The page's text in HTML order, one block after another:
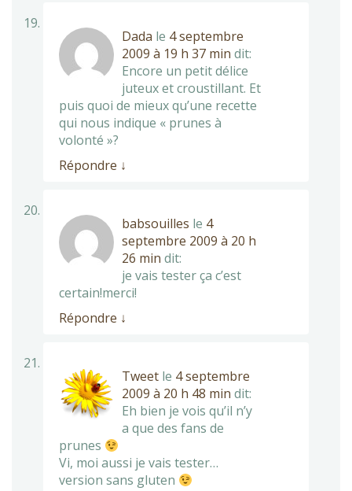
Dada le 4 septembre
2009 à 19 h 37 min dit:
Encore un petit délice
juteux et croustillant. Et
puis quoi de mieux qu’une recette
qui nous indique « prunes à
volonté »?
Répondre ↓
babsouilles le 4
septembre 2009 à 20 h
26 min dit:
je vais tester ça c’est
certain!merci!
Répondre ↓
Tweet le 4 septembre
2009 à 20 h 48 min dit:
Eh bien je vois qu’il n’y
a que des fans de
prunes
Vi, moi aussi je vais tester…
version sans gluten